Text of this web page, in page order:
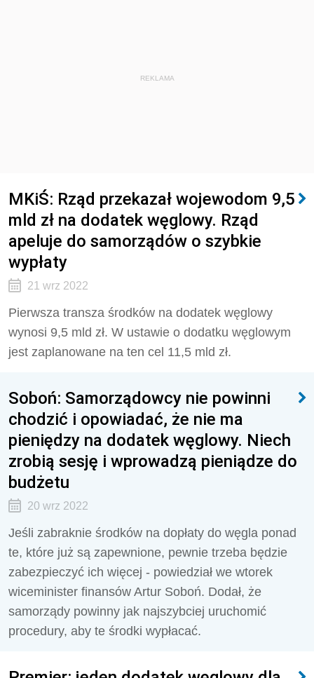
REKLAMA
MKiŚ: Rząd przekazał wojewodom 9,5
mld zł na dodatek węglowy. Rząd
apeluje do samorządów o szybkie
wypłaty
21 wrz 2022
Pierwsza transza środków na dodatek węglowy
wynosi 9,5 mld zł. W ustawie o dodatku węglowym
jest zaplanowane na ten cel 11,5 mld zł.
Soboń: Samorządowcy nie powinni
chodzić i opowiadać, że nie ma
pieniędzy na dodatek węglowy. Niech
zrobią sesję i wprowadzą pieniądze do
budżetu
20 wrz 2022
Jeśli zabraknie środków na dopłaty do węgla ponad
te, które już są zapewnione, pewnie trzeba będzie
zabezpieczyć ich więcej - powiedział we wtorek
wiceminister finansów Artur Soboń. Dodał, że
samorządy powinny jak najszybciej uruchomić
procedury, aby te środki wypłacać.